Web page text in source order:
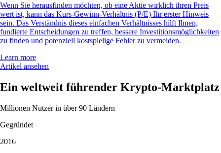
Wenn Sie herausfinden möchten, ob eine Aktie wirklich ihren Preis
wert ist, kann das Kurs-Gewinn-Verhältnis (P/E) Ihr erster Hinweis
sein. Das Verständnis dieses einfachen Verhältnisses hilft Ihnen,
fundierte Entscheidungen zu treffen, bessere Investitionsmöglichkeiten
zu finden und potenziell kostspielige Fehler zu vermeiden.
Learn more
Artikel ansehen
Ein weltweit führender Krypto-Marktplatz
Millionen Nutzer in über 90 Ländern
Gegründet
2016